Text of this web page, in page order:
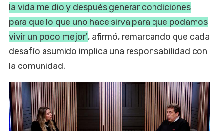
la vida me dio y después generar condiciones
para que lo que uno hace sirva para que podamos
vivir un poco mejor", afirmó, remarcando que cada
desafío asumido implica una responsabilidad con
la comunidad.